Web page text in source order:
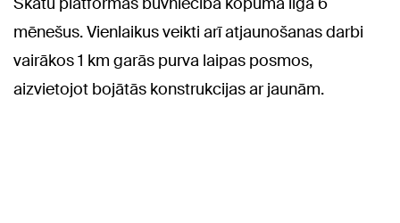
mēnešus. Vienlaikus veikti arī atjaunošanas darbi
vairākos 1 km garās purva laipas posmos,
aizvietojot bojātās konstrukcijas ar jaunām.